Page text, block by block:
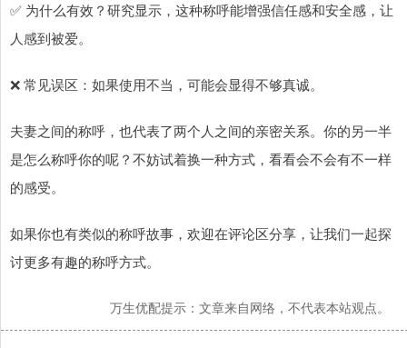
✅ 为什么有效？研究显示，这种称呼能增强信任感和安全感，让
人感到被爱。
❌ 常见误区：如果使用不当，可能会显得不够真诚。
夫妻之间的称呼，也代表了两个人之间的亲密关系。你的另一半
是怎么称呼你的呢？不妨试着换一种方式，看看会不会有不一样
的感受。
如果你也有类似的称呼故事，欢迎在评论区分享，让我们一起探
讨更多有趣的称呼方式。
万生优配提示：文章来自网络，不代表本站观点。